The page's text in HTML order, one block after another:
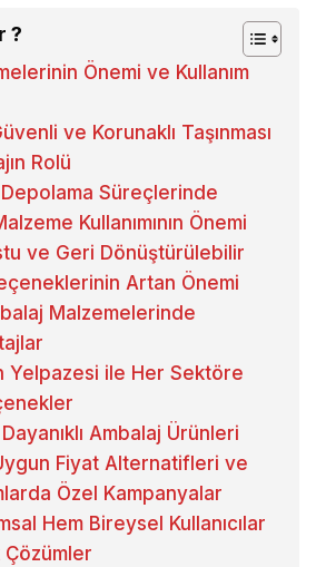
?
Önemi ve Kullanım
ve Korunaklı Taşınması
Rolü
Süreçlerinde
Kullanımının Önemi
ve Geri Dönüştürülebilir
Artan Önemi
Malzemelerinde
Yelpazesi ile Her Sektöre
Ambalaj Ürünleri
Fiyat Alternatifleri ve
Özel Kampanyalar
Hem Bireysel Kullanıcılar
Çözümler